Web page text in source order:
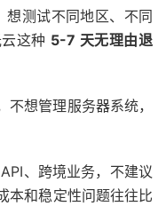
想测试不同地区、不同
这种 5-7 天无理由退
想管理服务器系统，
、跨境业务，不建议
本和稳定性问题往往比